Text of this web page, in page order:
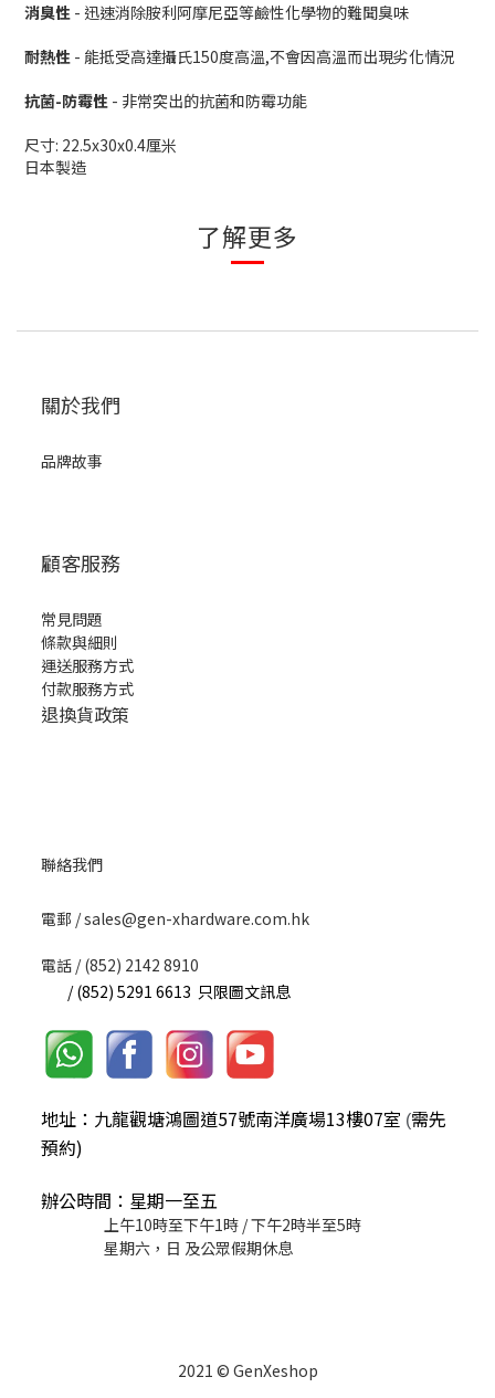
消臭性 - 迅速消除胺利阿摩尼亞等鹼性化學物的難聞臭味
耐熱性 - 能抵受高達攝氏150度高溫,不會因高溫而出現劣化情況
抗菌-防霉性 - 非常突出的抗菌和防霉功能
尺寸: 22.5x30x0.4厘米
日本製造
了解更多
關於我們
品牌故事
顧客服務
常見問題
條款與細則
運送服務方式
付款服務方式
退換貨政策
聯絡我們
​電郵 / sales@gen-xhardware.com.hk
電話 / (852) 2142 8910
/ (852) 5291 6613 只限圖文訊息
地址：九龍觀塘鴻圖道57號南洋廣場13樓07室 (需先
預約)
辦公時間：星期一至五
上午10時至下午1時 / 下午2時半至5時
星期六，日 及公眾假期休息
2021 © GenXeshop